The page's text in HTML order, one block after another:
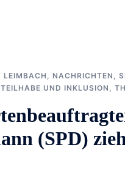
LEIMBACH , NACHRICHTEN ,
TEILHABE UND INKLUSION ,
(SPD)